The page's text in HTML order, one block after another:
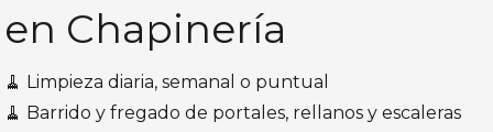
en Chapinería
🧹 Limpieza diaria, semanal o puntual
🧹 Barrido y fregado de portales, rellanos y escaleras